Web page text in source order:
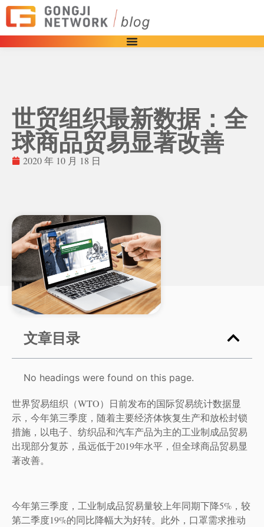
世贸组织最新数据：全
球商品贸易显著改善
2020 年 10 月 18 日
文章目录
No headings were found on this page.
世界贸易组织（WTO）日前发布的国际贸易统计数据显
示，今年第三季度，随着主要经济体恢复生产和放松封锁
措施，以电子、纺织品和汽车产品为主的工业制成品贸易
出现部分复苏，虽远低于2019年水平，但全球商品贸易显
著改善。
今年第三季度，工业制成品贸易量较上年同期下降5%，较
第二季度19%的同比降幅大为好转。此外，口罩需求推动